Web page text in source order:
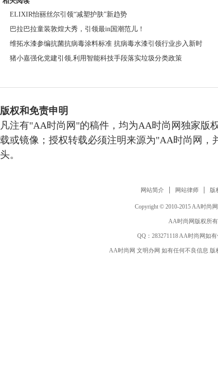
ELIXIR怡丽丝尔引领“减塑护肤”新趋势
巴拉巴拉童装敦煌大秀，引领最in国潮范儿！
维拓水漆参编抗菌抗病毒涂料标准 抗病毒水漆引领行业步入新时
猪小嘉强化党建引领,利用智能科技手段落实垃圾分类政策
版权和免责申明
凡注有"AA时尚网"的稿件，均为AA时尚网独家版
载或镜像；授权转载必须注明来源为"AA时尚网，
头。
网站简介 网站律师 版
Copyright © 2010-2015 AA时尚网
AA时尚网版权所
QQ： 283271118AA时尚网如有
AA时尚网 文明办网 如有任何不良信息 版